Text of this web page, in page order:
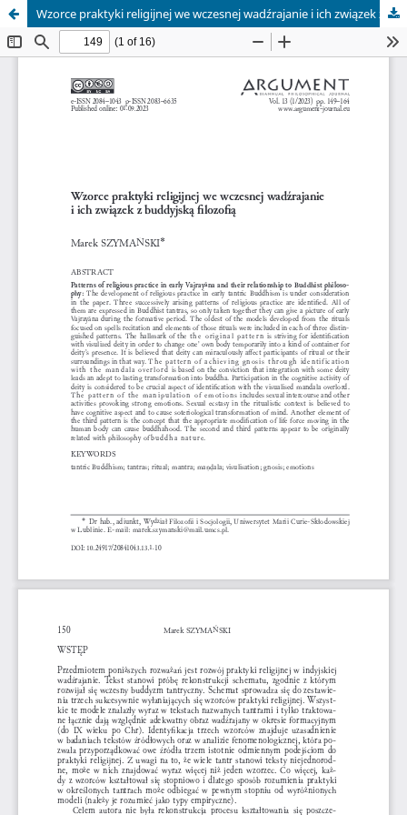
Wzorce praktyki religijnej we wczesnej wadźrajanie i ich związek z buddyjską filozofią